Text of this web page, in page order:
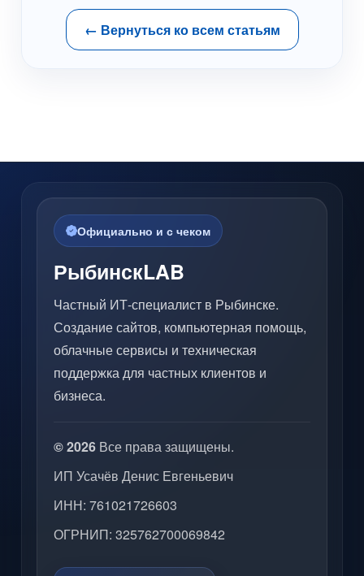
← Вернуться ко всем статьям
Официально и с чеком
РыбинскLAB
Частный ИТ-специалист в Рыбинске.
Создание сайтов, компьютерная помощь,
облачные сервисы и техническая
поддержка для частных клиентов и
бизнеса.
© 2026 Все права защищены.
ИП Усачёв Денис Евгеньевич
ИНН: 761021726603
ОГРНИП: 325762700069842